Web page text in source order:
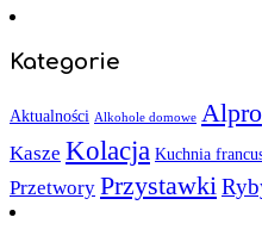
Kategorie
Aktualności Alkohole domowe Alpro
Kasze Kolacja Kuchnia
Przetwory Przystawki